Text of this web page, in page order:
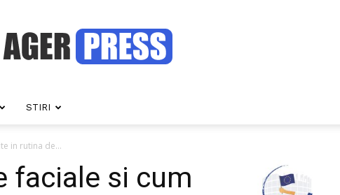
STIRI
in rutina de...
faciale si cum